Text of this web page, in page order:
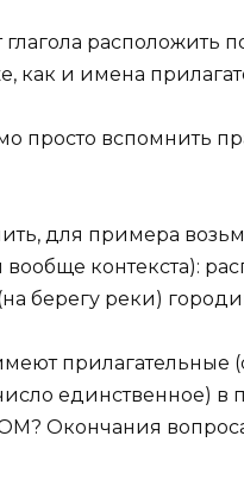
глагола расположить
как и имена
просто вспомнить
для примера
контекста):
берегу реки)
прилагательные
единственное)
Окончания